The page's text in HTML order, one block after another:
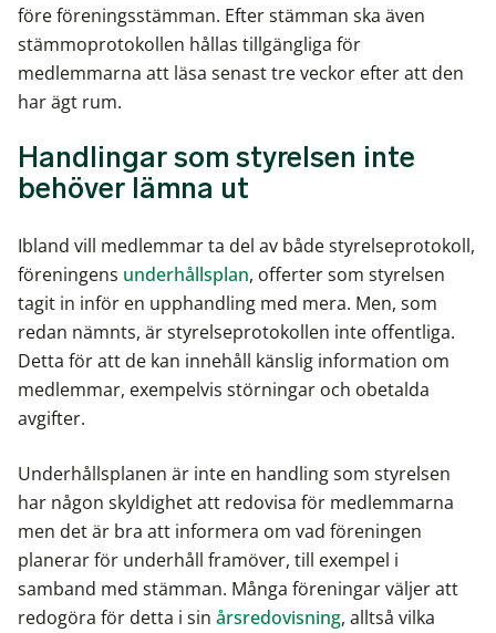
före föreningsstämman. Efter stämman ska även
stämmoprotokollen hållas tillgängliga för
medlemmarna att läsa senast tre veckor efter att den
har ägt rum.
Handlingar som styrelsen inte
behöver lämna ut
Ibland vill medlemmar ta del av både styrelseprotokoll,
föreningens underhållsplan, offerter som styrelsen
tagit in inför en upphandling med mera. Men, som
redan nämnts, är styrelseprotokollen inte offentliga.
Detta för att de kan innehåll känslig information om
medlemmar, exempelvis störningar och obetalda
avgifter.
Underhållsplanen är inte en handling som styrelsen
har någon skyldighet att redovisa för medlemmarna
men det är bra att informera om vad föreningen
planerar för underhåll framöver, till exempel i
samband med stämman. Många föreningar väljer att
redogöra för detta i sin årsredovisning, alltså vilka